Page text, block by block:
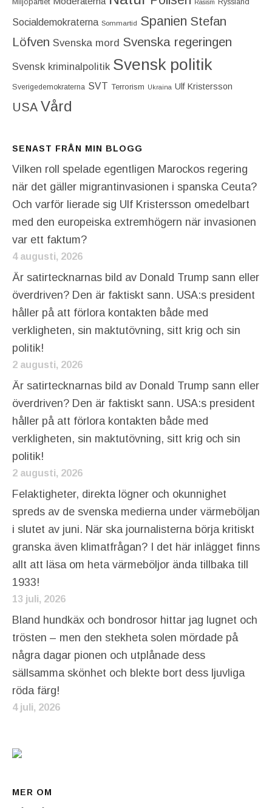
Miljöpartiet Rasism Ryssland
Socialdemokraterna Sommartid Spanien Stefan
Löfven Svenska mord Svenska regeringen
Svensk kriminalpolitik Svensk politik
Sverigedemokraterna SVT Terrorism Ukraina Ulf Kristersson
USA Vård
SENAST FRÅN MIN BLOGG
Vilken roll spelade egentligen Marockos regering
när det gäller migrantinvasionen i spanska Ceuta?
Och varför lierade sig Ulf Kristersson omedelbart
med den europeiska extremhögern när invasionen
var ett faktum?
4 augusti, 2026
Är satirtecknarnas bild av Donald Trump sann eller
överdriven? Den är faktiskt sann. USA:s president
håller på att förlora kontakten både med
verkligheten, sin maktutövning, sitt krig och sin
politik!
2 augusti, 2026
Är satirtecknarnas bild av Donald Trump sann eller
överdriven? Den är faktiskt sann. USA:s president
håller på att förlora kontakten både med
verkligheten, sin maktutövning, sitt krig och sin
politik!
2 augusti, 2026
Felaktigheter, direkta lögner och okunnighet
spreds av de svenska medierna under värmeböljan
i slutet av juni. När ska journalisterna börja kritiskt
granska även klimatfrågan? I det här inlägget finns
allt att läsa om heta värmeböljor ända tillbaka till
1933!
13 juli, 2026
Bland hundkäx och bondrosor hittar jag lugnet och
trösten – men den stekheta solen mördade på
några dagar pionen och utplånade dess
sällsamma skönhet och blekte bort dess ljuvliga
röda färg!
4 juli, 2026
MER OM